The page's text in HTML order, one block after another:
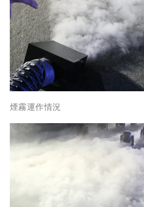
煙霧運作情況